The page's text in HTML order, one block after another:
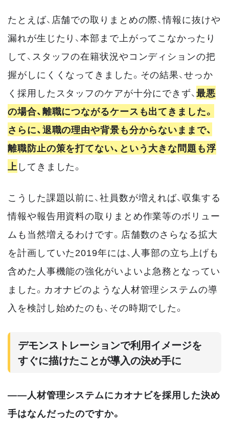
たとえば、店舗での取りまとめの際、情報に抜けや
漏れが生じたり、本部まで上がってこなかったり
して、スタッフの在籍状況やコンディションの把
握がしにくくなってきました。その結果、せっか
く採用したスタッフのケアが十分にできず、最悪
の場合、離職につながるケースも出てきました。
さらに、退職の理由や背景も分からないままで、
離職防止の策を打てない、という大きな問題も浮
上してきました。
こうした課題以前に、社員数が増えれば、収集する
情報や報告用資料の取りまとめ作業等のボリュー
ムも当然増えるわけです。店舗数のさらなる拡大
を計画していた2019年には、人事部の立ち上げも
含めた人事機能の強化がいよいよ急務となってい
ました。カオナビのような人材管理システムの導
入を検討し始めたのも、その時期でした。
デモンストレーションで利用イメージを
すぐに描けたことが導入の決め手に
――人材管理システムにカオナビを採用した決め
手はなんだったのですか。